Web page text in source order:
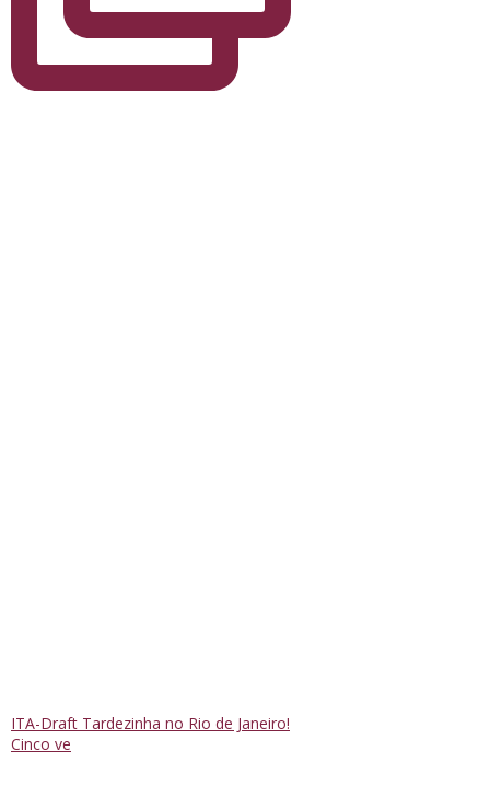
ITA-Draft Tardezinha no Rio de Janeiro!
Cinco ve